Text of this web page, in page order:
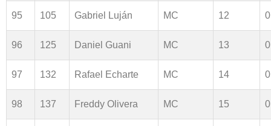
95 105 Gabriel Luján MC 12
96 125 Daniel Guani MC 13
97 132 Rafael Echarte MC 14
98 137 Freddy Olivera MC 15